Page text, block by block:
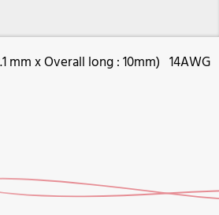
mm x Overall long : 10mm) 14AWG